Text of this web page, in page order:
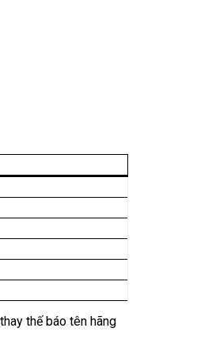
thế báo tên hãng